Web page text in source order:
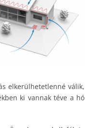
elkerülhetetlenné válik,
ki vannak téve a hó